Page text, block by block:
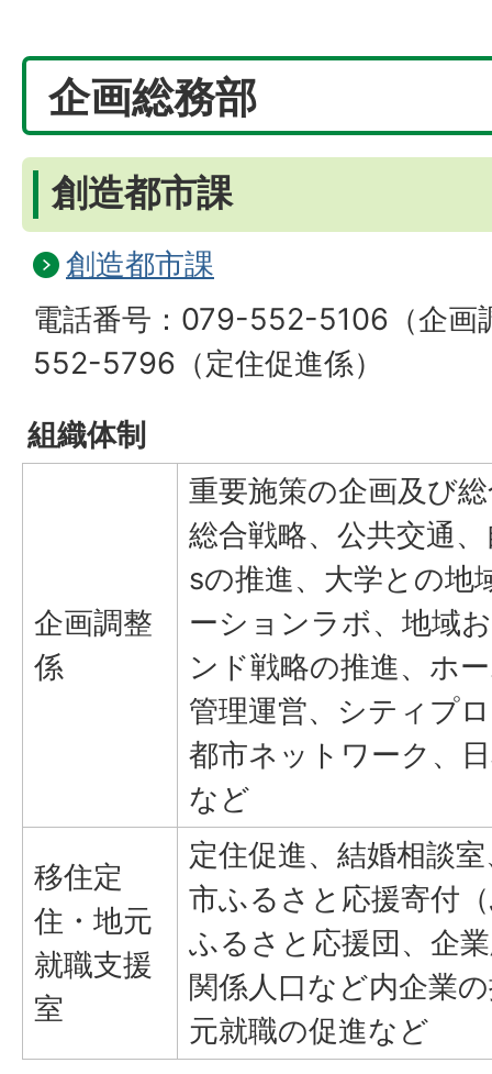
企画総務部
創造都市課
創造都市課
電話番号：079-552-5106（企画
552-5796（定住促進係）
組織体制
企画調整
係
重要施策の企画及び
総合戦略、公共交通
sの推進、大学との地
ーションラボ、地域
ンド戦略の推進、ホ
管理運営、シティプ
都市ネットワーク、
など
移住定
住・地元
就職支援
室
定住促進、結婚相談
市ふるさと応援寄付
ふるさと応援団、企
関係人口など内企業
元就職の促進など